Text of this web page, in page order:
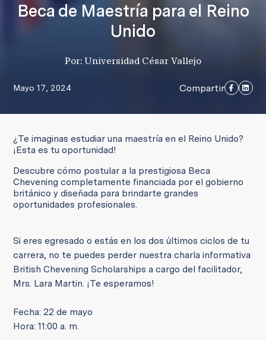
Beca de Maestría para el Reino
Unido
Por: Universidad César Vallejo
Mayo 17, 2024 Compartir
¿Te imaginas estudiar una maestría en el Reino Unido?
¡Esta es tu oportunidad!
Descubre cómo postular a la prestigiosa Beca
Chevening completamente financiada por el gobierno
británico y diseñada para brindarte grandes
oportunidades profesionales.
Si eres egresado o estás en los dos últimos ciclos de tu
carrera, no te puedes perder nuestra charla informativa
British Chevening Scholarships a cargo del facilitador,
Mrs. Lara Martin. ¡Te esperamos!
Fecha: 22 de mayo
Hora: 11:00 a. m.